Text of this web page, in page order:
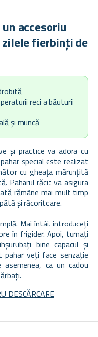
accesoriu
fierbinți de
reci a băuturii
și muncă
și practice va adora cu
special este realizat
cu gheața mărunțită
Paharul răcit va asigura
rămâne mai mult timp
și răcoritoare.
Mai întâi, introduceți
în frigider. Apoi, turnați
bine capacul și
pahar veți face senzație
ca un cadou
DESCĂRCARE